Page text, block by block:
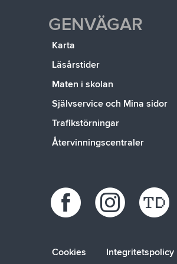
GENVÄGAR
Karta
Läsårstider
Maten i skolan
Självservice och Mina sidor
Trafikstörningar
Återvinningscentraler
Cookies Integritetspolicy